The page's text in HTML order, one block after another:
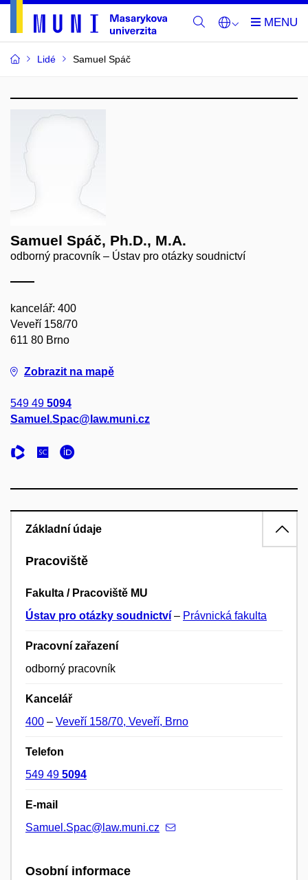
Lidé Samuel Spáč
Samuel Spáč, Ph.D., M.A.
odborný pracovník – Ústav pro otázky soudnictví
kancelář: 400
Veveří 158/70
611 80 Brno
Zobrazit na mapě
549 49 5094
Samuel.Spac@law.muni.cz
Základní údaje
Pracoviště
Fakulta / Pracoviště MU
Ústav pro otázky soudnictví – Právnická fakulta
Pracovní zařazení
odborný pracovník
Kancelář
400 – Veveří 158/70, Veveří, Brno
Telefon
549 49 5094
E-mail
Samuel.Spac@law.muni.cz
Osobní informace